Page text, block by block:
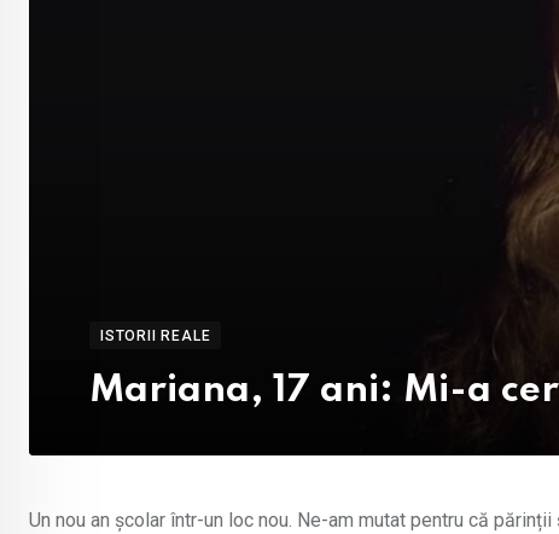
ISTORII REALE
Mariana, 17 ani: Mi-a
Un nou an școlar într-un loc nou. Ne-am mutat pentru că